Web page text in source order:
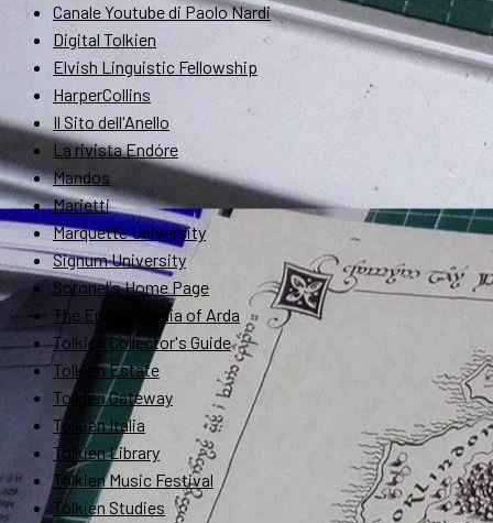
Canale Youtube di Paolo Nardi
Digital Tolkien
Elvish Linguistic Fellowship
HarperCollins
Il Sito dell'Anello
La rivista Endóre
Mandos
Marietti
Marquette University
Signum University
Soronel's Home Page
The Encyclopedia of Arda
Tolkien Collector's Guide
Tolkien Estate
Tolkien Gateway
Tolkien Italia
Tolkien Library
Tolkien Music Festival
Tolkien Studies